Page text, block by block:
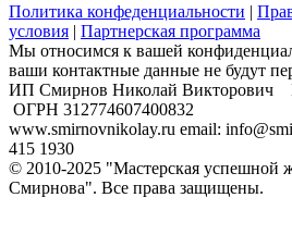
Политика конфеденциальности |
условия | Партнерская программа
Мы относимся к вашей
ваши контактные данные не будут
​ИП Смирнов Николай Викторович
ОГРН 312774607400832
www.smirnovnikolay.ru email:
415 1930
© 2010-2025 "Мастерская успешной
Смирнова". Все права защищены.